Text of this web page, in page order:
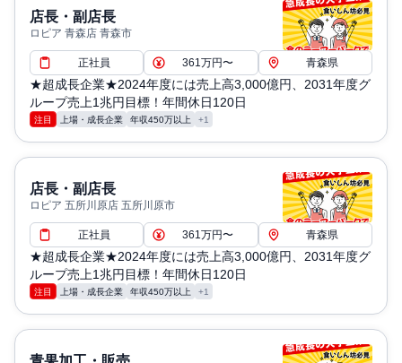
店長・副店長
ロピア 青森店 青森市
正社員 361万円〜 青森県
★超成長企業★2024年度には売上高3,000億円、2031年度グ
ループ売上1兆円目標！年間休日120日
注目 上場・成長企業 年収450万以上 +1
店長・副店長
ロピア 五所川原店 五所川原市
正社員 361万円〜 青森県
★超成長企業★2024年度には売上高3,000億円、2031年度グ
ループ売上1兆円目標！年間休日120日
注目 上場・成長企業 年収450万以上 +1